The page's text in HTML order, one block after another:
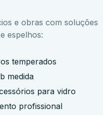
e obras com soluções
espelhos:
temperados
medida
para vidro
profissional